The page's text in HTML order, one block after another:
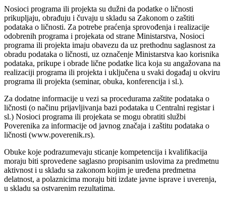
Nosioci programa ili projekta su dužni da podatke o ličnosti
prikupljaju, obrađuju i čuvaju u skladu sa Zakonom o zaštiti
podataka o ličnosti. Za potrebe praćenja sprovođenja i realizacije
odobrenih programa i projekata od strane Ministarstva, Nosioci
programa ili projekta imaju obavezu da uz prethodnu saglasnost za
obradu podataka o ličnosti, uz označenje Ministarstva kao korisnika
podataka, prikupe i obrade lične podatke lica koja su angažovana na
realizaciji programa ili projekta i uključena u svaki događaj u okviru
programa ili projekta (seminar, obuka, konferencija i sl.).
Za dodatne informacije u vezi sa procedurama zaštite podataka o
ličnosti (o načinu prijavljivanja bazi podataka u Centralni registar i
sl.) Nosioci programa ili projekata se mogu obratiti službi
Poverenika za informacije od javnog značaja i zaštitu podataka o
ličnosti (www.poverenik.rs).
Obuke koje podrazumevaju sticanje kompetencija i kvalifikacija
moraju biti sprovedene saglasno propisanim uslovima za predmetnu
aktivnost i u skladu sa zakonom kojim je uređena predmetna
delatnost, a polaznicima moraju biti izdate javne isprave i uverenja,
u skladu sa ostvarenim rezultatima.